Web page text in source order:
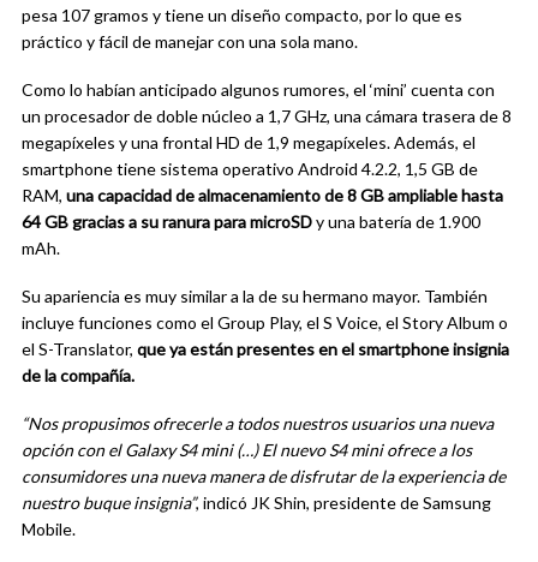
pesa 107 gramos y tiene un diseño compacto, por lo que es
práctico y fácil de manejar con una sola mano.
Como lo habían anticipado algunos rumores, el ‘mini’ cuenta con
un procesador de doble núcleo a 1,7 GHz, una cámara trasera de 8
megapíxeles y una frontal HD de 1,9 megapíxeles. Además, el
smartphone tiene sistema operativo Android 4.2.2, 1,5 GB de
RAM, una capacidad de almacenamiento de 8 GB ampliable hasta
64 GB gracias a su ranura para microSDy una batería de 1.900
mAh.
Su apariencia es muy similar a la de su hermano mayor. También
incluye funciones como el Group Play, el S Voice, el Story Album o
el S-Translator, que ya están presentes en el smartphone insignia
de la compañía.
“Nos propusimos ofrecerle a todos nuestros usuarios una nueva
opción con el Galaxy S4 mini (…) El nuevo S4 mini ofrece a los
consumidores una nueva manera de disfrutar de la experiencia de
nuestro buque insignia”, indicó JK Shin, presidente de Samsung
Mobile.